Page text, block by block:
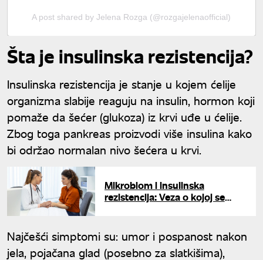
A post shared by Jelena Rozga (@rozgajelenaofficial)
Šta je insulinska rezistencija?
Insulinska rezistencija je stanje u kojem ćelije
organizma slabije reaguju na insulin, hormon koji
pomaže da šećer (glukoza) iz krvi uđe u ćelije.
Zbog toga pankreas proizvodi više insulina kako
bi održao normalan nivo šećera u krvi.
Mikrobiom i insulinska
rezistencija: Veza o kojoj se
Najčešći simptomi su: umor i pospanost nakon
jela, pojačana glad (posebno za slatkišima),